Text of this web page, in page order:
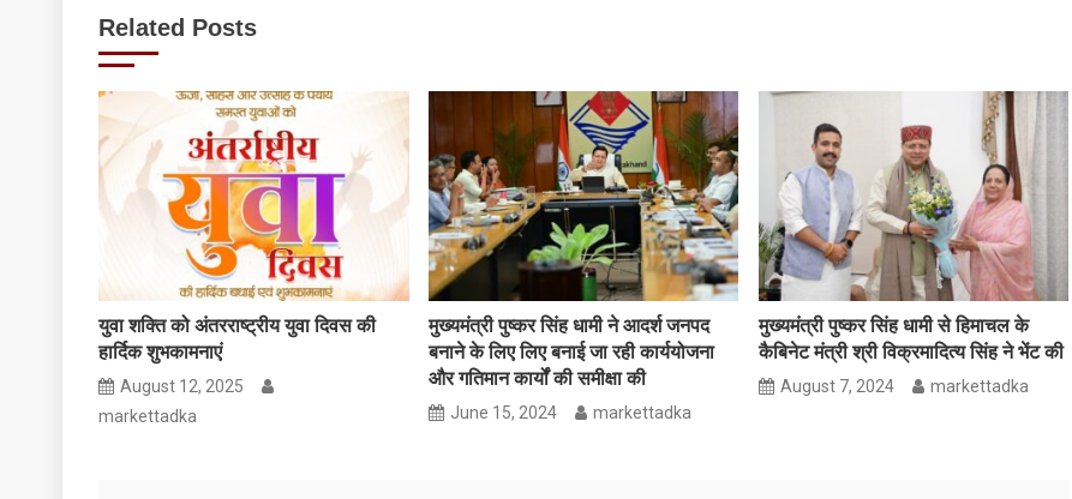
Related Posts
युवा शक्ति को अंतरराष्ट्रीय युवा दिवस की
हार्दिक शुभकामनाएं
August 12, 2025
markettadka
मुख्यमंत्री पुष्कर सिंह धामी ने आदर्श जनपद
बनाने के लिए लिए बनाई जा रही कार्ययोजना
और गतिमान कार्यों की समीक्षा की
June 15, 2024 markettadka
मुख्यमंत्री पुष्कर सिंह धामी से हिमाचल के
कैबिनेट मंत्री श्री विक्रमादित्य सिंह ने भेंट की
August 7, 2024 markettadka